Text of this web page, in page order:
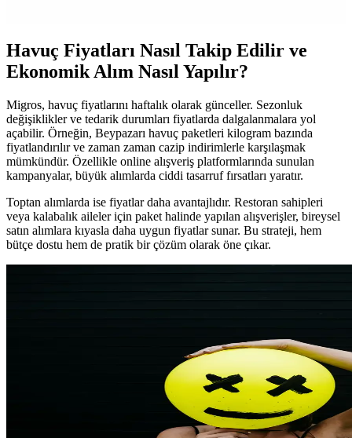
Havuç Fiyatları Nasıl Takip Edilir ve
Ekonomik Alım Nasıl Yapılır?
Migros, havuç fiyatlarını haftalık olarak günceller. Sezonluk
değişiklikler ve tedarik durumları fiyatlarda dalgalanmalara yol
açabilir. Örneğin, Beypazarı havuç paketleri kilogram bazında
fiyatlandırılır ve zaman zaman cazip indirimlerle karşılaşmak
mümkündür. Özellikle online alışveriş platformlarında sunulan
kampanyalar, büyük alımlarda ciddi tasarruf fırsatları yaratır.
Toptan alımlarda ise fiyatlar daha avantajlıdır. Restoran sahipleri
veya kalabalık aileler için paket halinde yapılan alışverişler, bireysel
satın alımlara kıyasla daha uygun fiyatlar sunar. Bu strateji, hem
bütçe dostu hem de pratik bir çözüm olarak öne çıkar.